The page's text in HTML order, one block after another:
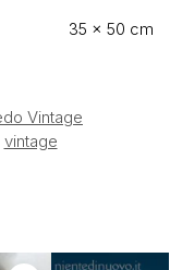
35 × 50 cm
Vintage
vintage